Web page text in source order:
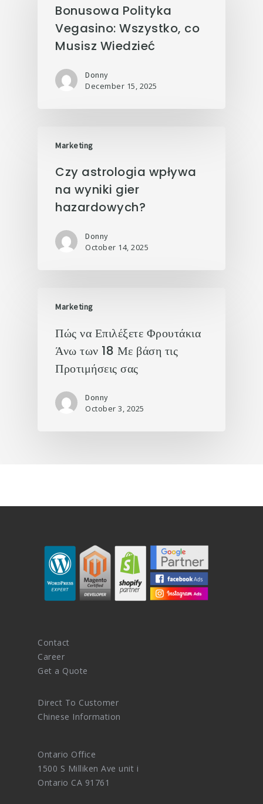
Bonusowa Polityka
Vegasino: Wszystko, co
Musisz Wiedzieć
Donny
December 15, 2025
Marketing
Czy astrologia wpływa
na wyniki gier
hazardowych?
Donny
October 14, 2025
Marketing
Πώς να Επιλέξετε Φρουτάκια
Άνω των 18 Με βάση τις
Προτιμήσεις σας
Donny
October 3, 2025
Contact
Career
Get a Quote
Direct To Customer
Chinese Information
Ontario Office
1500 S Milliken Ave unit i
Ontario CA 91761